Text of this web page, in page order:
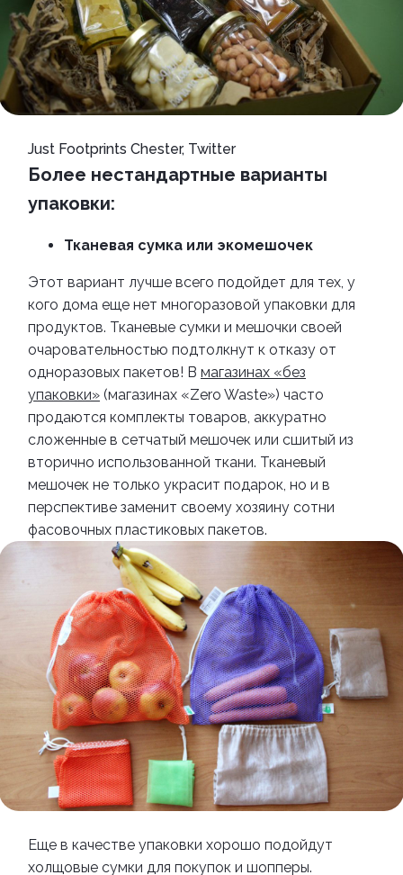
Just Footprints Chester, Twitter
Более нестандартные варианты
упаковки:
Тканевая сумка или экомешочек
Этот вариант лучше всего подойдет для тех, у
кого дома еще нет многоразовой упаковки для
продуктов. Тканевые сумки и мешочки своей
очаровательностью подтолкнут к отказу от
одноразовых пакетов! В магазинах «без
упаковки» (магазинах «Zero Waste») часто
продаются комплекты товаров, аккуратно
сложенные в сетчатый мешочек или сшитый из
вторично использованной ткани. Тканевый
мешочек не только украсит подарок, но и в
перспективе заменит своему хозяину сотни
фасовочных пластиковых пакетов.
Еще в качестве упаковки хорошо подойдут
холщовые сумки для покупок и шопперы.